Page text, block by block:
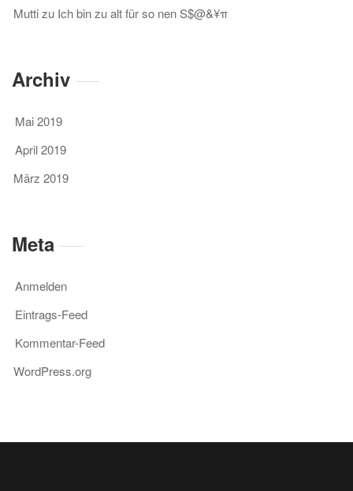
Muttizu Ich bin zu alt für so nen S$@&¥π
Archiv
Mai 2019
April 2019
März 2019
Meta
Anmelden
Eintrags-Feed
Kommentar-Feed
WordPress.org